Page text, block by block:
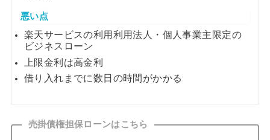
悪い点
楽天サービスの利用利用法人・個人事業主限定の
ビジネスローン
上限金利は高金利
借り入れまでに数日の時間がかかる
売掛債権担保ローンはこちら